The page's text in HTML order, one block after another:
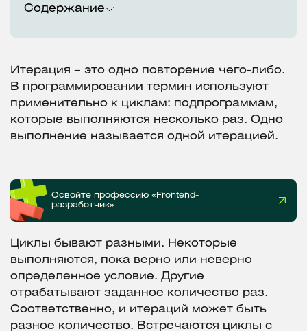
Содержание
Итерация – это одно повторение чего-либо.
В программировании термин используют
применительно к циклам: подпрограммам,
которые выполняются несколько раз. Одно
выполнение называется одной итерацией.
Циклы бывают разными. Некоторые
выполняются, пока верно или неверно
определенное условие. Другие
отрабатывают заданное количество раз.
Соответственно, и итераций может быть
разное количество. Встречаются циклы с
Освойте профессию «Frontend-
разработчик»